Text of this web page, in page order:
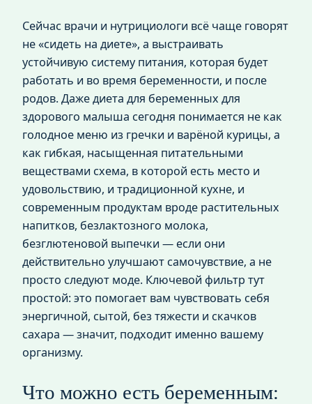
Сейчас врачи и нутрициологи всё чаще говорят
не «сидеть на диете», а выстраивать
устойчивую систему питания, которая будет
работать и во время беременности, и после
родов. Даже диета для беременных для
здорового малыша сегодня понимается не как
голодное меню из гречки и варёной курицы, а
как гибкая, насыщенная питательными
веществами схема, в которой есть место и
удовольствию, и традиционной кухне, и
современным продуктам вроде растительных
напитков, безлактозного молока,
безглютеновой выпечки — если они
действительно улучшают самочувствие, а не
просто следуют моде. Ключевой фильтр тут
простой: это помогает вам чувствовать себя
энергичной, сытой, без тяжести и скачков
сахара — значит, подходит именно вашему
организму.
Что можно есть беременным: